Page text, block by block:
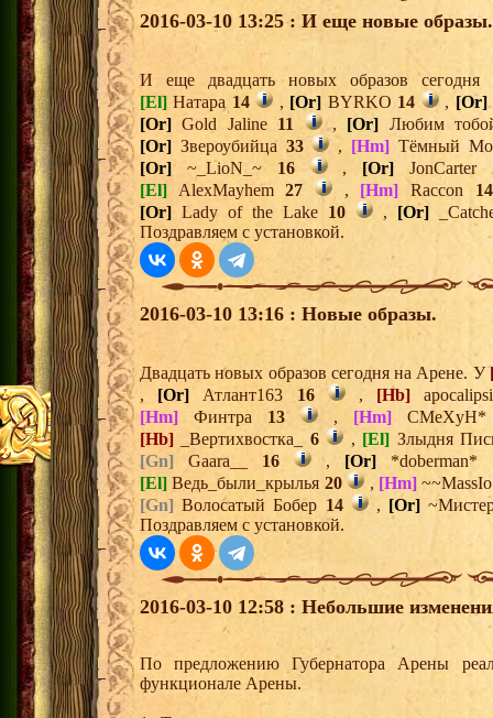
2016-03-10 13:25 : И еще новые образы.
И еще двадцать новых образов
[El] Натара 14 , [Or] BYRKO 14 , [Or]
[Or] Gold Jaline 11 , [Or] Любим
[Or] Звероубийца 33 , [Hm] Тёмный
[Or] ~_LioN_~ 16 , [Or] JonCarter
[El] AlexMayhem27 , [Hm] Raccon 14
[Or] Lady of the Lake 10 , [Or]
Поздравляем с установкой.
2016-03-10 13:16 : Новые образы.
Двадцать новых образов сегодня на Арене. У
, [Or] Атлант163 16 , [Hb]
[Hm] Финтра 13 , [Hm]
[Hb] _Вертихвостка_ 6 , [El] Злыдня
[Gn] Gaara__ 16 , [Or] *doberman*
[El] Ведь_были_крылья 20 , [Hm]
[Gn] Волосатый Бобер 14 , [Or]
Поздравляем с установкой.
2016-03-10 12:58 : Небольшие
По предложению Губернатора Арены
функционале Арены.